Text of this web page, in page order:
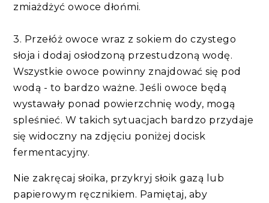
zmiażdżyć owoce dłońmi.
3. Przełóż owoce wraz z sokiem do czystego
słoja i dodaj osłodzoną przestudzoną wodę.
Wszystkie owoce powinny znajdować się pod
wodą - to bardzo ważne. Jeśli owoce będą
wystawały ponad powierzchnię wody, mogą
spleśnieć. W takich sytuacjach bardzo przydaje
się widoczny na zdjęciu poniżej docisk
fermentacyjny.
Nie zakręcaj słoika, przykryj słoik gazą lub
papierowym ręcznikiem. Pamiętaj, aby